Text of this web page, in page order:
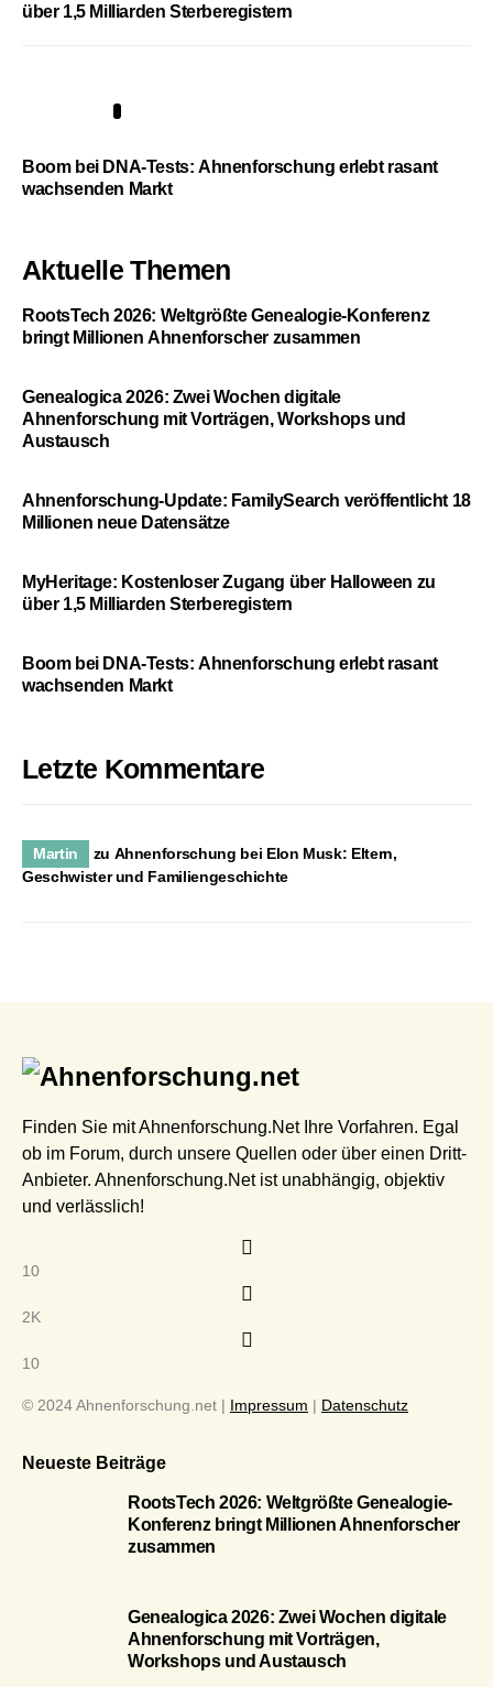
über 1,5 Milliarden Sterberegistern
Boom bei DNA-Tests: Ahnenforschung erlebt rasant
wachsenden Markt
Aktuelle Themen
RootsTech 2026: Weltgrößte Genealogie-Konferenz
bringt Millionen Ahnenforscher zusammen
Genealogica 2026: Zwei Wochen digitale
Ahnenforschung mit Vorträgen, Workshops und
Austausch
Ahnenforschung-Update: FamilySearch veröffentlicht 18
Millionen neue Datensätze
MyHeritage: Kostenloser Zugang über Halloween zu
über 1,5 Milliarden Sterberegistern
Boom bei DNA-Tests: Ahnenforschung erlebt rasant
wachsenden Markt
Letzte Kommentare
Martin zu Ahnenforschung bei Elon Musk: Eltern,
Geschwister und Familiengeschichte
Finden Sie mit Ahnenforschung.Net Ihre Vorfahren. Egal
ob im Forum, durch unsere Quellen oder über einen Dritt-
Anbieter. Ahnenforschung.Net ist unabhängig, objektiv
und verlässlich!
10
2K
10
© 2024 Ahnenforschung.net | Impressum | Datenschutz
Neueste Beiträge
RootsTech 2026: Weltgrößte Genealogie-
Konferenz bringt Millionen Ahnenforscher
zusammen
Genealogica 2026: Zwei Wochen digitale
Ahnenforschung mit Vorträgen,
Workshops und Austausch